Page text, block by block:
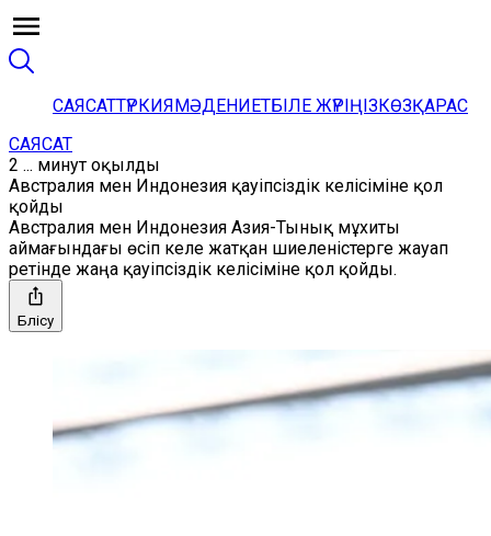
САЯСАТТҮРКИЯМӘДЕНИЕТБІЛЕ ЖҮРІҢІЗКӨЗҚАРАС
САЯСАТ
2 ... минут оқылды
Австралия мен Индонезия қауіпсіздік келісіміне қол
қойды
Австралия мен Индонезия Азия-Тынық мұхиты
аймағындағы өсіп келе жатқан шиеленістерге жауап
ретінде жаңа қауіпсіздік келісіміне қол қойды.
Бөлісу